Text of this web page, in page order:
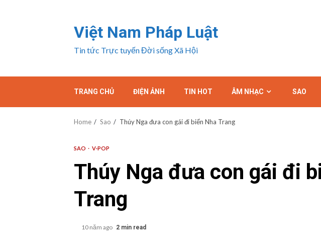
Việt Nam Pháp Luật
Tin tức Trực tuyến Đời sống Xã Hội
TRANG CHỦ ĐIỆN ẢNH TIN HOT ÂM NHẠC SAO
Home Sao Thúy Nga đưa con gái đi biển Nha Trang
SAO V-POP
Thúy Nga đưa con gái đi
Trang
10 năm ago 2 min read